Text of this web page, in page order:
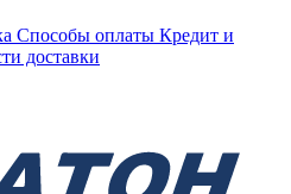
Способы оплаты Кредит и
доставки